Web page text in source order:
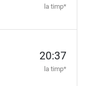
la timp*
20:37
la timp*